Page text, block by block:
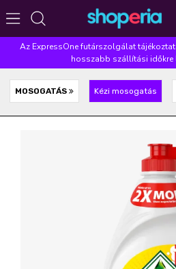
Népszerű kategóriák
Szépségápolás Élelmiszer
Takarítás Baba-mama
Violeta
lenor finish
Az ExpressOne futárszolgálat
hosszabb szállítási időkre
MOSOGATÁS Kézi mosogatás